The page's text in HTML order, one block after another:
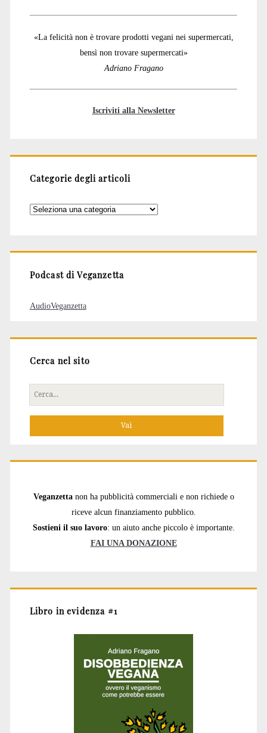
«La felicità non è trovare prodotti vegani nei supermercati,
bensì non trovare supermercati»
Adriano Fragano
Iscriviti alla Newsletter
Categorie degli articoli
Categorie
Podcast di Veganzetta
AudioVeganzetta
Cerca nel sito
Cerca
per:
Veganzetta non ha pubblicità commerciali e non richiede o
riceve alcun finanziamento pubblico.
Sostieni il suo lavoro: un aiuto anche piccolo è importante.
FAI UNA DONAZIONE
Libro in evidenza #1